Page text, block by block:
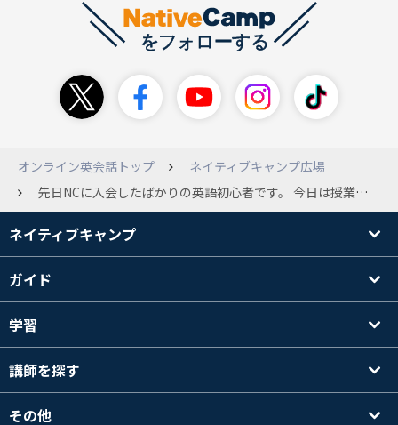
オンライン英会話トップ
ネイティブキャンプ広場
先日NCに入会したばかりの英語初心者です。 今日は授業を受ける！と思っていても、どうしても緊張してしまいまだ一回も授業を受けられていません...。 キャラクターの先生ですら緊張してしまい、ボタンが押せません。 誰かに強制されたわけでもなく、自分が学びたいから入会したのにこの状態じゃ何もせずに退会かな...と落ち込んでしまいます。 皆さんは初回授業の時どんな感じでしたか...？
ネイティブキャンプ
ガイド
学習
講師を探す
その他